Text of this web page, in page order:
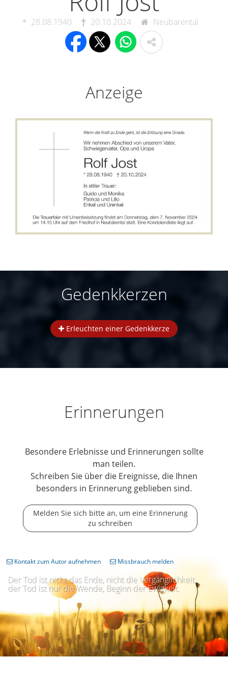
28.08.1940 20.10.2024 Neubärental
Anzeige
Gedenkkerzen
Erleuchten einer Gedenkkerze
Erinnerungen
Besondere Erlebnisse und Erinnerungen sollte
man teilen.
Schreiben Sie über die Ereignisse, die Ihnen
besonders in Erinnerung geblieben sind.
Melden Sie sich bitte an, um eine Erinnerung
zu schreiben
Der Tod ist nicht das Ende, nicht die Vergänglichkeit,
der Tod ist nur die Wende, Beginn der Ewigkeit.
Kontakt zum Autor aufnehmen Missbrauch melden